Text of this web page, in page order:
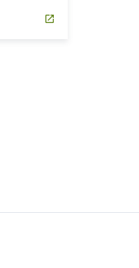
open_in_new